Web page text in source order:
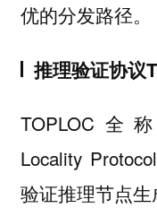
优的分发路径。
推理验证协议
TOPLOC全
Locality
验证推理节点生